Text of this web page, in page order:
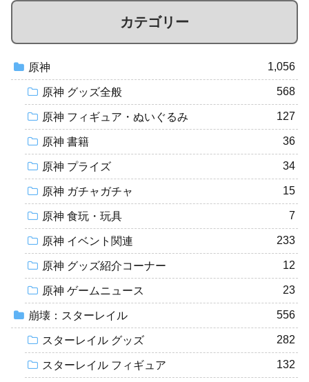
カテゴリー
原神 1,056
原神 グッズ全般 568
原神 フィギュア・ぬいぐるみ 127
原神 書籍 36
原神 プライズ 34
原神 ガチャガチャ 15
原神 食玩・玩具 7
原神 イベント関連 233
原神 グッズ紹介コーナー 12
原神 ゲームニュース 23
崩壊：スターレイル 556
スターレイル グッズ 282
スターレイル フィギュア 132